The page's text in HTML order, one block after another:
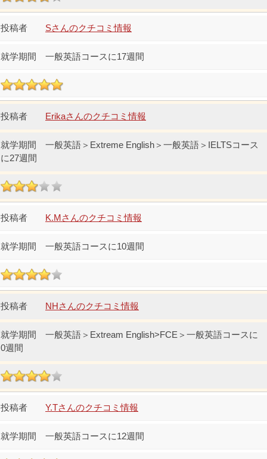
Sさんのクチコミ情報
一般英語コースに17週間
Erikaさんのクチコミ情報
一般英語＞Extreme English＞一般英語＞IELTSコース
に27週間
K.Mさんのクチコミ情報
一般英語コースに10週間
NHさんのクチコミ情報
一般英語＞Extream English>FCE＞一般英語コースに
0週間
Y.Tさんのクチコミ情報
一般英語コースに12週間